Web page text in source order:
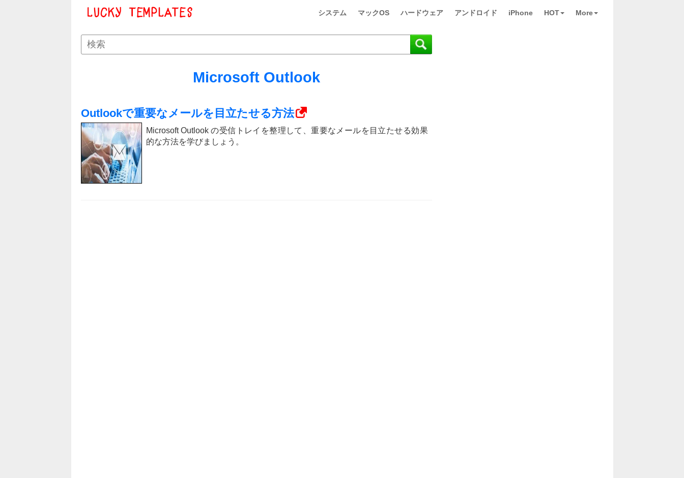
システム マックOS ハードウェア アンドロイド iPhone HOT More
Microsoft Outlook
Outlookで重要なメールを目立たせる方法
Microsoft Outlook の受信トレイを整理して、重要なメールを目立たせる効果
的な方法を学びましょう。